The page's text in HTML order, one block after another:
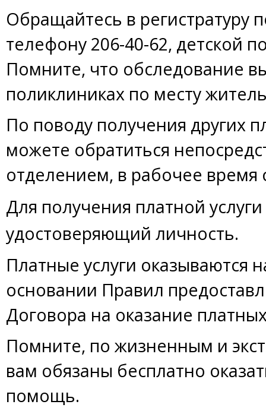
Обращайтесь в регистратуру
телефону 206-40-62, детской
Помните, что обследование
поликлиниках по месту
По поводу получения других
можете обратиться
отделением, в рабочее время
Для получения платной
удостоверяющий личность.
Платные услуги оказываются
основании Правил
Договора на оказание платных
Помните, по жизненным и
вам обязаны бесплатно
помощь.